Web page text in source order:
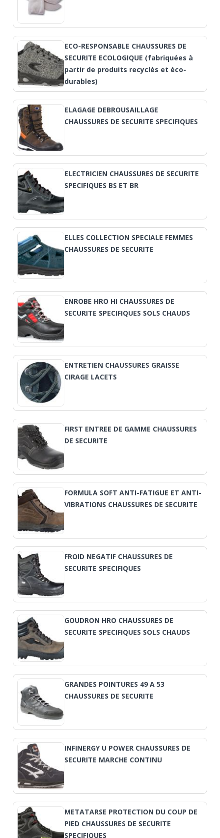
ECO-RESPONSABLE CHAUSSURES DE
SECURITE ECOLOGIQUE (fabriquées à
partir de produits recyclés et éco-
durables)
ELAGAGE DEBROUSAILLAGE
CHAUSSURES DE SECURITE SPECIFIQUES
ELECTRICIEN CHAUSSURES DE SECURITE
SPECIFIQUES BS ET BR
ELLES COLLECTION SPECIALE FEMMES
CHAUSSURES DE SECURITE
ENROBE HRO HI CHAUSSURES DE
SECURITE SPECIFIQUES SOLS CHAUDS
ENTRETIEN CHAUSSURES GRAISSE
CIRAGE LACETS
FIRST ENTREE DE GAMME CHAUSSURES
DE SECURITE
FORMULA SOFT ANTI-FATIGUE ET ANTI-
VIBRATIONS CHAUSSURES DE SECURITE
FROID NEGATIF CHAUSSURES DE
SECURITE SPECIFIQUES
GOUDRON HRO CHAUSSURES DE
SECURITE SPECIFIQUES SOLS CHAUDS
GRANDES POINTURES 49 A 53
CHAUSSURES DE SECURITE
INFINERGY U POWER CHAUSSURES DE
SECURITE MARCHE CONTINU
METATARSE PROTECTION DU COUP DE
PIED CHAUSSURES DE SECURITE
SPECIFIQUES